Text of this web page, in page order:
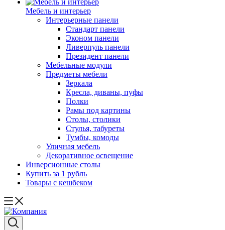
Мебель и интерьер
Интерьерные панели
Стандарт панели
Эконом панели
Ливерпуль панели
Президент панели
Мебельные модули
Предметы мебели
Зеркала
Кресла, диваны, пуфы
Полки
Рамы под картины
Столы, столики
Стулья, табуреты
Тумбы, комоды
Уличная мебель
Декоративное освещение
Инверсионные столы
Купить за 1 рубль
Товары с кешбеком